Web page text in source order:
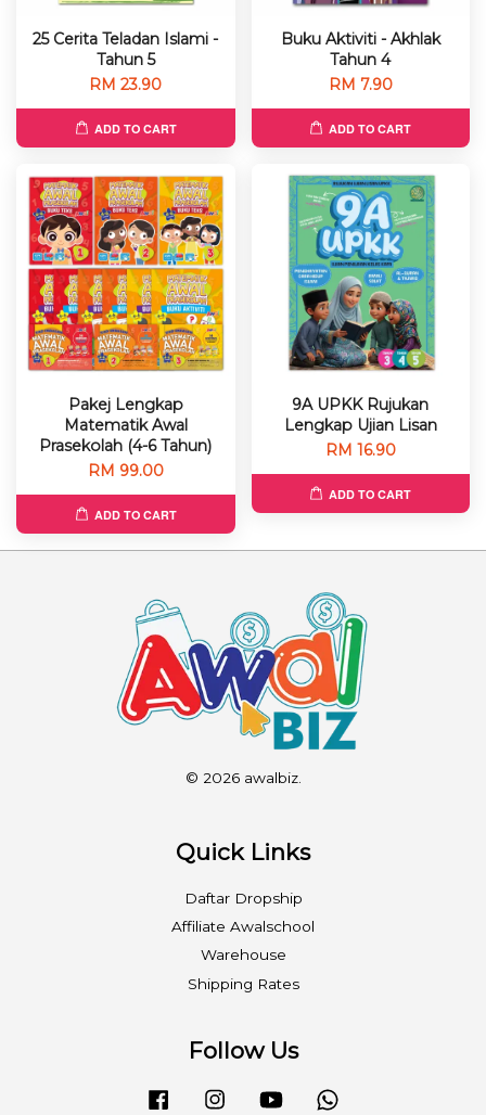
25 Cerita Teladan Islami -
Tahun 5
RM 23.90
ADD TO CART
Buku Aktiviti - Akhlak
Tahun 4
RM 7.90
ADD TO CART
Pakej Lengkap
Matematik Awal
Prasekolah (4-6 Tahun)
RM 99.00
ADD TO CART
9A UPKK Rujukan
Lengkap Ujian Lisan
RM 16.90
ADD TO CART
© 2026 awalbiz.
Quick Links
Daftar Dropship
Affiliate Awalschool
Warehouse
Shipping Rates
Follow Us
FacebookInstagramYouTube